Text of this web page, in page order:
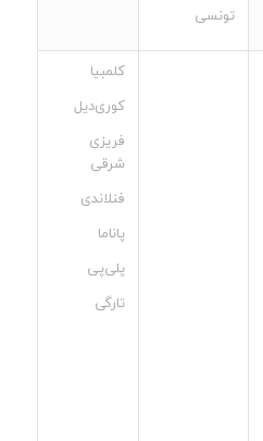
تونسی
کلمبیا
کوری‌دیل
فریزی
شرقی
فنلاندی
پاناما
پلی‌پی
تارگی